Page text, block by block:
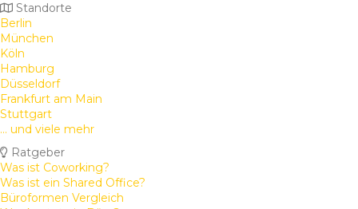
Standorte
Berlin
München
Köln
Hamburg
Düsseldorf
Frankfurt am Main
Stuttgart
... und viele mehr
Ratgeber
Was ist Coworking?
Was ist ein Shared Office?
Büroformen Vergleich